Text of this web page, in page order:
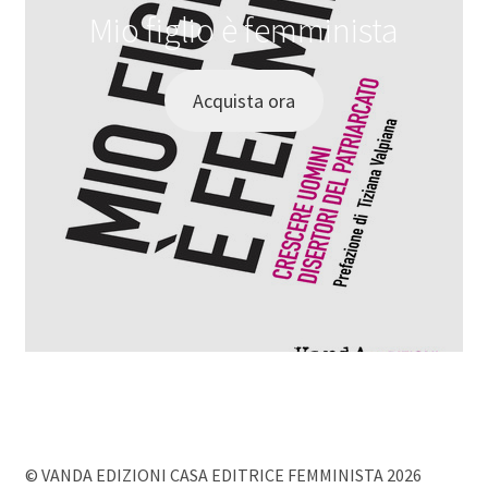
Mio figlio è femminista
Acquista ora
© VANDA EDIZIONI CASA EDITRICE FEMMINISTA 2026